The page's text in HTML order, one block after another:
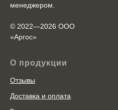
менеджером.
© 2022—2026 ООО
«Аргоc»
О продукции
Отзывы
Доставка и оплата